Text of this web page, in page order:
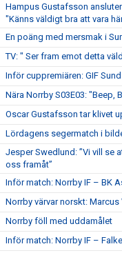
Hampus Gustafsson
"Känns väldigt bra att vara
En poäng med mersmak i
TV: " Ser fram emot detta
Inför cuppremiären: GIF
Nära Norrby S03E03: "Beep,
Oscar Gustafsson tar klivet
Lördagens segermatch i
Jesper Swedlund: ”Vi vill se
oss framåt”
Inför match: Norrby IF – BK
Norrby värvar norskt:
Norrby föll med uddamålet
Inför match: Norrby IF –